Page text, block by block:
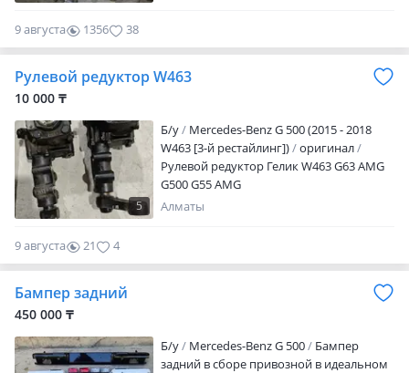
9 августа 1356 38
Рулевой редуктор W463
10 000 ₸
5
Б/y
Mercedes-Benz G 500 (2015 - 2018
W463 [3-й рестайлинг])
оригинал
Рулевой редуктор Гелик W463 G63 AMG
G500 G55 AMG
Алматы
9 августа 21 4
Бампер задний
450 000 ₸
Б/y Mercedes-Benz G 500
Бампер
задний в сборе привозной в идеальном